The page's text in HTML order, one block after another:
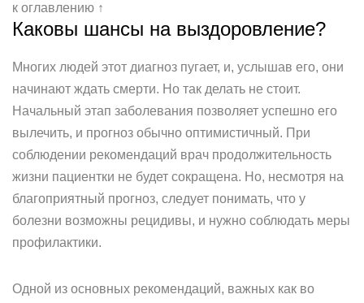
к оглавлению ↑
Каковы шансы на выздоровление?
Многих людей этот диагноз пугает, и, услышав его, они
начинают ждать смерти. Но так делать не стоит.
Начальный этап заболевания позволяет успешно его
вылечить, и прогноз обычно оптимистичный. При
соблюдении рекомендаций врач продолжительность
жизни пациентки не будет сокращена. Но, несмотря на
благоприятный прогноз, следует понимать, что у
болезни возможны рецидивы, и нужно соблюдать меры
профилактики.
Одной из основных рекомендаций, важных как во